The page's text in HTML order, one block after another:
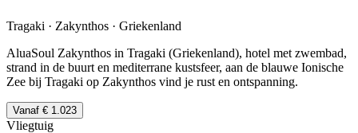
Tragaki · Zakynthos · Griekenland
AluaSoul Zakynthos in Tragaki (Griekenland), hotel met zwembad,
strand in de buurt en mediterrane kustsfeer, aan de blauwe Ionische
Zee bij Tragaki op Zakynthos vind je rust en ontspanning.
Vanaf € 1.023
Vliegtuig